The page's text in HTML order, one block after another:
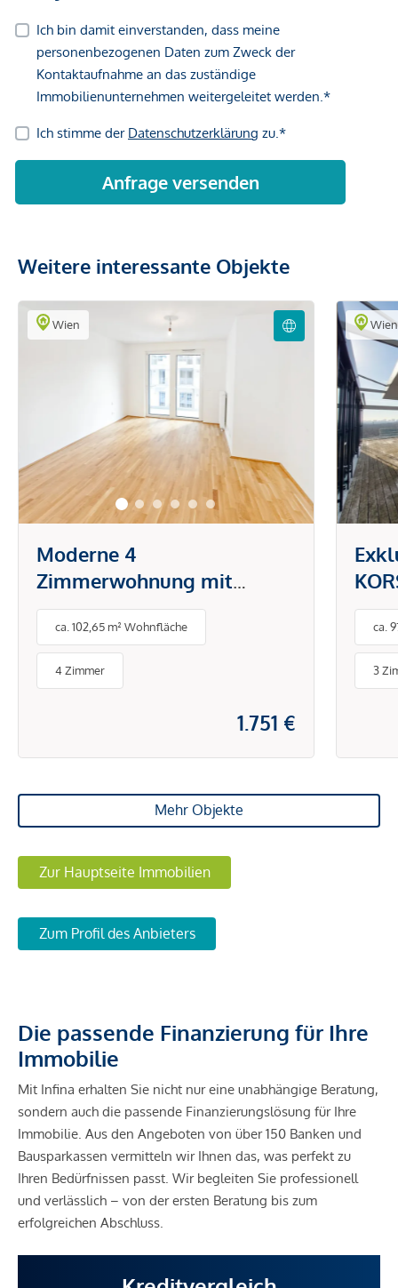
Weitere interessante Objekte
Wien
Moderne 4
Zimmerwohnung mit
großzügiger Freifläche!
ca. 102,65 m² Wohnfläche
4 Zimmer
1.751 €
Wien
ca.
3
Mehr Objekte
Zur Hauptseite Immobilien
Zum Profil des Anbieters
Die passende Finanzierung für Ihre
Immobilie
Mit Infina erhalten Sie nicht nur eine unabhängige Beratung,
sondern auch die passende Finanzierungslösung für Ihre
Immobilie. Aus den Angeboten von über 150 Banken und
Bausparkassen vermitteln wir Ihnen das, was perfekt zu
Ihren Bedürfnissen passt. Wir begleiten Sie professionell
und verlässlich – von der ersten Beratung bis zum
erfolgreichen Abschluss.